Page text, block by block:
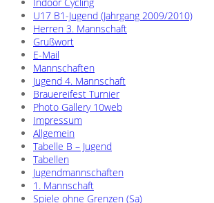
U17 B1-Jugend (Jahrgang 2009/2010)
Herren 3. Mannschaft
Grußwort
E-Mail
Mannschaften
Jugend 4. Mannschaft
Brauereifest Turnier
Photo Gallery 10web
Impressum
Allgemein
Tabelle B – Jugend
Tabellen
Jugendmannschaften
1. Mannschaft
Spiele ohne Grenzen (Sa)